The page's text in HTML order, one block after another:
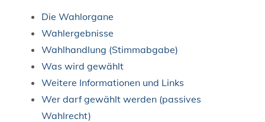
Die Wahlorgane
Wahlergebnisse
Wahlhandlung (Stimmabgabe)
Was wird gewählt
Weitere Informationen und Links
Wer darf gewählt werden (passives
Wahlrecht)